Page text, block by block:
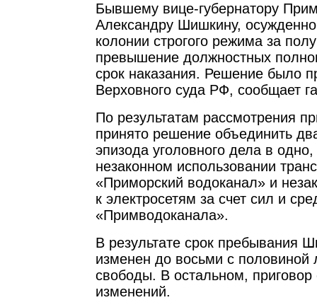
Бывшему вице-губернатору
Александру Шишкину,
колонии строгого режима за
превышение должностных
срок наказания. Решение было
Верховного суда РФ, сообщает
По результатам рассмотрения
принято решение объединить
эпизода уголовного дела в
незаконном использовании
«Приморский водоканал» и
к электросетям за счет сил и
«Примводоканала».
В результате срок пребывания
изменен до восьми с половиной
свободы. В остальном, приговор
изменений.